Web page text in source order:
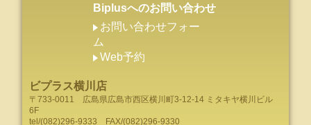
Biplusへのお問い合わせ
お問い合わせフォー
ム
Web予約
ビプラス横川店
〒733-0011 広島県広島市西区横川町3-12-14 ミタキヤ横川ビル
6F
tel/(082)296-9333 FAX/(082)296-9330